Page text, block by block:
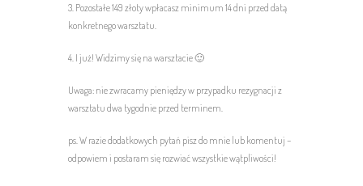
3. Pozostałe 149 złoty wpłacasz minimum 14 dni przed datą
konkretnego warsztatu.
4. I już! Widzimy się na warsztacie 🙂
Uwaga: nie zwracamy pieniędzy w przypadku rezygnacji z
warsztatu dwa tygodnie przed terminem.
ps. W razie dodatkowych pytań pisz do mnie lub komentuj –
odpowiem i postaram się rozwiać wszystkie wątpliwości!